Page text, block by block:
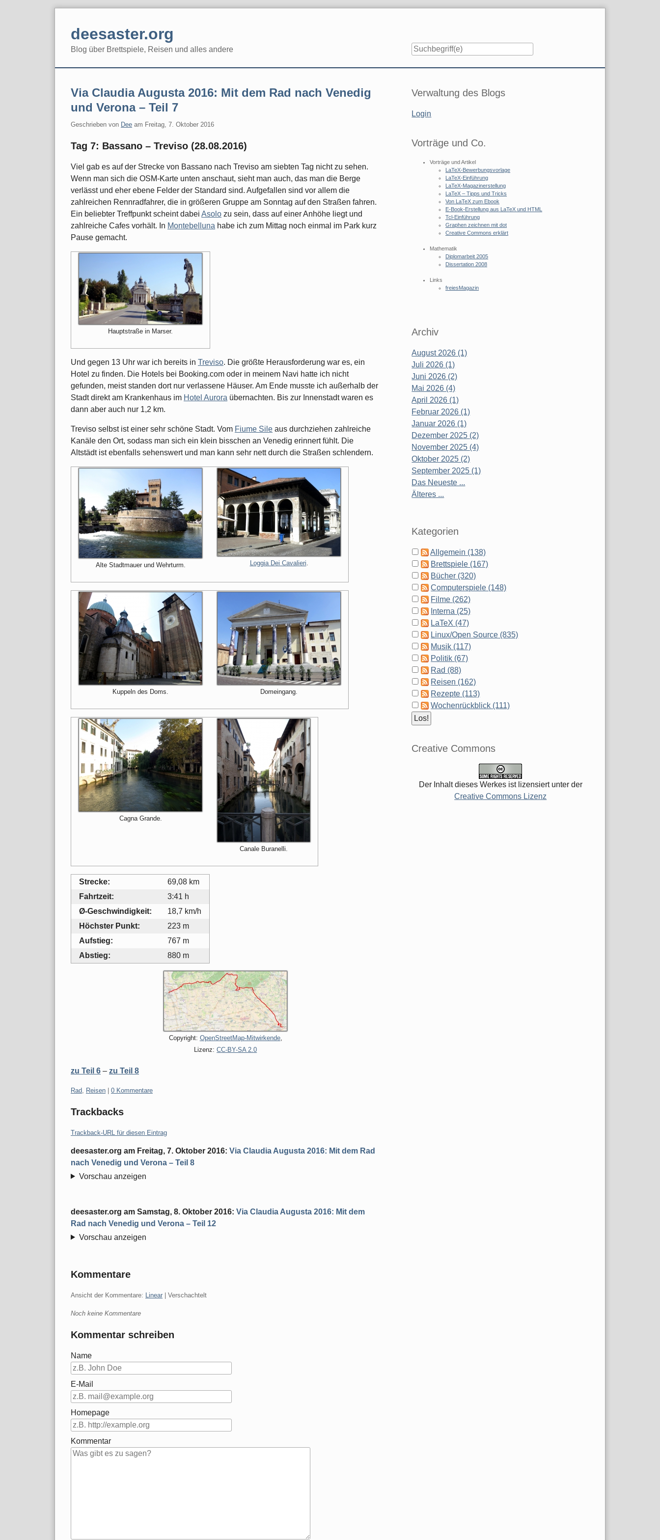
deesaster.org
Blog über Brettspiele, Reisen und alles andere
Via Claudia Augusta 2016: Mit dem Rad nach Venedig
und Verona – Teil 7
Geschrieben von Dee am Freitag, 7. Oktober 2016
Tag 7: Bassano – Treviso (28.08.2016)
Viel gab es auf der Strecke von Bassano nach Treviso am siebten Tag nicht zu sehen.
Wenn man sich die OSM-Karte unten anschaut, sieht man auch, das man die Berge
verlässt und eher ebene Felder der Standard sind. Aufgefallen sind vor allem die
zahlreichen Rennradfahrer, die in größeren Gruppe am Sonntag auf den Straßen fahren.
Ein beliebter Treffpunkt scheint dabei Asolo zu sein, dass auf einer Anhöhe liegt und
zahlreiche Cafes vorhält. In Montebelluna habe ich zum Mittag noch einmal im Park kurz
Pause gemacht.
Hauptstraße in Marser.
Und gegen 13 Uhr war ich bereits in Treviso. Die größte Herausforderung war es, ein
Hotel zu finden. Die Hotels bei Booking.com oder in meinem Navi hatte ich nicht
gefunden, meist standen dort nur verlassene Häuser. Am Ende musste ich außerhalb der
Stadt direkt am Krankenhaus im Hotel Aurora übernachten. Bis zur Innenstadt waren es
dann aber auch nur 1,2 km.
Treviso selbst ist einer sehr schöne Stadt. Vom Fiume Sile aus durchziehen zahlreiche
Kanäle den Ort, sodass man sich ein klein bisschen an Venedig erinnert fühlt. Die
Altstädt ist ebenfalls sehenswert und man kann sehr nett durch die Straßen schlendern.
Alte Stadtmauer und Wehrturm. Loggia Dei Cavalieri
Kuppeln des Doms. Domeingang.
Cagna Grande.
Canale Buranelli.
Strecke:
69,08 km
Fahrtzeit:
3:41 h
Ø-Geschwindigkeit:
18,7 km/h
Höchster Punkt:
223 m
Aufstieg:
767 m
Abstieg:
880 m
Copyright: OpenStreetMap-Mitwirkende,
Lizenz:CC-BY-SA 2.0
zu Teil 6 – zu Teil 8
Kategorien:
Rad Reisen | 0 Kommentare
Trackbacks
Trackback-URL für diesen Eintrag
deesaster.org am Freitag, 7. Oktober 2016: Via Claudia Augusta 2016: Mit dem Rad
nach Venedig und Verona – Teil 8
Vorschau anzeigen
deesaster.org am Samstag, 8. Oktober 2016: Via Claudia Augusta 2016: Mit dem
Rad nach Venedig und Verona – Teil 12
Vorschau anzeigen
Kommentare
Ansicht der Kommentare: Linear | Verschachtelt
Noch keine Kommentare
Kommentar schreiben
Name
E-Mail
Homepage
Kommentar
Seitenleiste
Verwaltung des Blogs
Login
Vorträge und Co.
Vorträge und Artikel
LaTeX-Bewerbungsvorlage
LaTeX-Einführung
LaTeX-Magazinerstellung
LaTeX – Tipps und Tricks
Von LaTeX zum Ebook
E-Book-Erstellung aus LaTeX und HTML
Tcl-Einführung
Graphen zeichnen mit dot
Creative Commons erklärt
Mathematik
Diplomarbeit 2005
Dissertation 2008
Links
freiesMagazin
Archiv
August 2026 (1)
Juli 2026 (1)
Juni 2026 (2)
Mai 2026 (4)
April 2026 (1)
Februar 2026 (1)
Januar 2026 (1)
Dezember 2025 (2)
November 2025 (4)
Oktober 2025 (2)
September 2025 (1)
Das Neueste ...
Älteres ...
Kategorien
Allgemein (138)
Brettspiele (167)
Bücher (320)
Computerspiele (148)
Filme (262)
Interna (25)
LaTeX (47)
Linux/Open Source (835)
Musik (117)
Politik (67)
Rad (88)
Reisen (162)
Rezepte (113)
Wochenrückblick (111)
Creative Commons
Der Inhalt dieses Werkes ist lizensiert unter der
Creative Commons Lizenz